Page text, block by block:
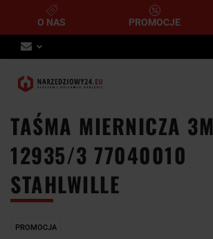
O NAS PROMOCJE
TAŚMA MIERNICZA 3M
12935/3 77040010
STAHLWILLE
PROMOCJA